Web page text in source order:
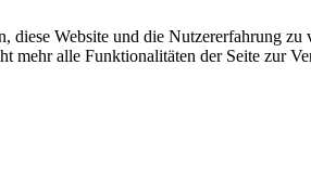
Website und die Nutzererfahrung
mehr alle Funktionalitäten der Seite zur